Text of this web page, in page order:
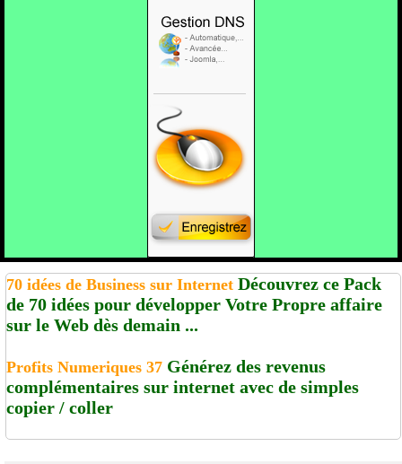
70 idées de Business sur Internet Découvrez ce Pack
de 70 idées pour développer Votre Propre affaire
sur le Web dès demain ...
Profits Numeriques 37 Générez des revenus
complémentaires sur internet avec de simples
copier / coller